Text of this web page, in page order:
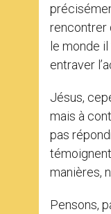
rencontrer
le monde
entraver
Jésus,
mais à
pas
manières,
Pensons,